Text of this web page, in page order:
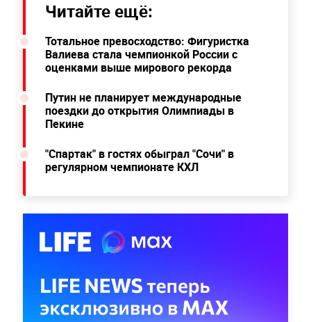
Читайте ещё:
Тотальное превосходство: Фигуристка
Валиева стала чемпионкой России с
оценками выше мирового рекорда
Путин не планирует международные
поездки до открытия Олимпиады в
Пекине
"Спартак" в гостях обыграл "Сочи" в
регулярном чемпионате КХЛ